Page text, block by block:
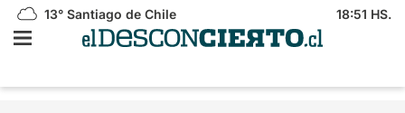
13° Santiago de Chile 18:51 HS.